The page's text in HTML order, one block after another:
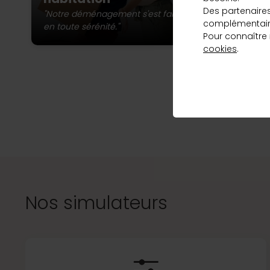
qui correspond
à vos besoins
et au meilleur
"Notre déménagement s'est fait
en toute sérénité."
Nos simulateurs
Des
Pour
cookies.